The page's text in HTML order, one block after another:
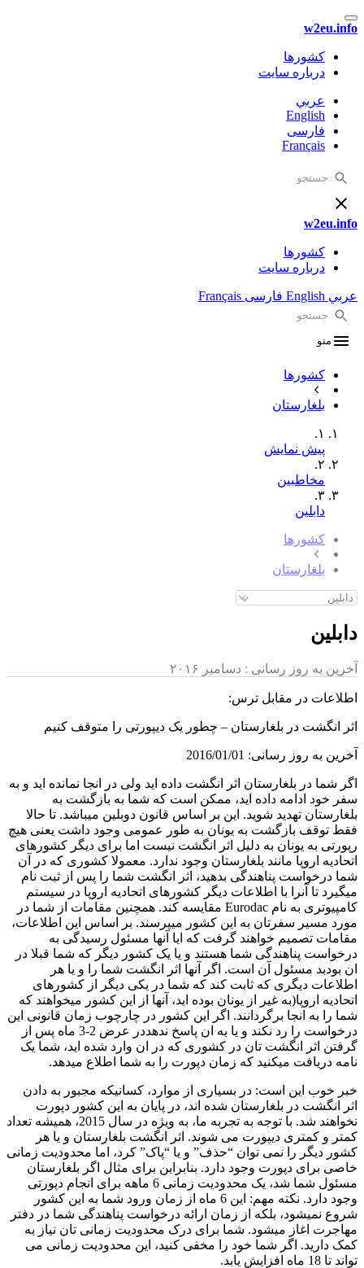
w2eu.info
کشورها
درباره سایت
عربي
English
فارسی
Français
w2eu.info
کشورها
درباره سایت
عربي English فارسی Français
منو
کشورها
بلغارستان
١.
پیش نمایش
٢.
مخاطبین
٣.
دابلین
کشورها
بلغارستان
دابلین
آخرین به روز رسانی : دسامبر ۲۰۱۶
اطلاعات در مقابل ترس:
اثر انگشت در بلغارستان – چطور یک دیپورتی را متوقف کنیم
آخرین به روز رسانی: 2016/01/01
اگر شما در بلغارستان اثر انگشت داده اید ولی در انجا نمانده اید و به
سفر خود ادامه داده اید، ممکن است که شما به بازگشت به
بلغارستان تهدید شوید. این بر اساس قانون دوبلین میباشد. تا حالا
فقط توقف بازگشت به یونان به طور عمومی وجود داشت یعنی هیچ
رپورتی به یونان به دلیل اثر انگشت نیست اما برای دیگر کشورهای
اتحادیه اروپا مانند بلغارستان وجود ندارد. معمولا کشوری که در آن
شما درخواست پناهندگی بدهید، اثر انگشت شما را پس از ثبت نام
میگیرد تا آنرا با اطلاعات دیگر کشورهای اتحادیه اروپا در سیستم
کامپیوتری به نام Eurodac مقایسه کند. همچنین مقامات از شما در
مورد مسیر سفرتان به این کشور میپرسند. بر اساس این اطلاعات،
مقامات تصمیم خواهند گرفت که ایا آنها مسئول رسیدگی به
درخواست پناهندگی شما هستند و یا یک کشور دیگر که شما قبلا در
ان بودبد مسئول آن است. اگر آنها اثر انگشت شما را و یا هر
اطلاعات دیگری که ثابت کند که شما در یکی دیگر از کشورهای
اتحادیه اروپا(به غیر از یونان بوده اید، آنها از این کشور میخواهند که
شما را به انجا برگردانند. اگر این کشور در چارچوب زمان قانونی این
درخواست را رد نکند و یا به ان پاسخ ندهددر عرض 2-3 ماه پس از
گرفتن اثر انگشت تان در کشوری که در ان وارد شده اید، شما یک
نامه دریافت میکنید که زمان دپورت را به شما اطلاع میدهد.
خبر خوب این است: در بسیاری از موارد، کسانیکه مجبور به دادن
اثر انگشت در بلغارستان شده اند، در پایان به این کشور دپورت
نخواهند شد. با توجه به تجربه ما، به ویژه در سال 2015، همیشه تعداد
کمتر و کمتری دیپورت می شوند. اثر انگشت بلغارستان و یا هر
کشور دیگر را نمی توان “حذف” و یا “پاک” کرد، اما محدودیت زمانی
خاصی برای دپورت وجود دارد. بنابراین برای مثال اگر بلغارستان
مسئول شما شد، یک محدودیت زمانی 6 ماهه برای انجام دپورتی
وجود دارد. نکته مهم: این 6 ماه از زمان ورود شما به این کشور
شروع نمیشود، بلکه از زمان ارائه درخواست پناهندگی شما در دفتر
مهاجرت اغاز میشود. شما برای درک محدودیت زمانی تان نیاز به
کمک دارید. اگر شما خود را مخفی کنید، این محدودیت زمانی می
تواند تا 18 ماه افزایش یابد.